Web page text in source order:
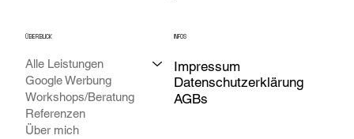
Alle Leistungen
Google Werbung
Workshops/Beratung
Referenzen
Über mich
ÜBERBLICK INFOS
Datenschutzerklärung
Impressum
AGBs